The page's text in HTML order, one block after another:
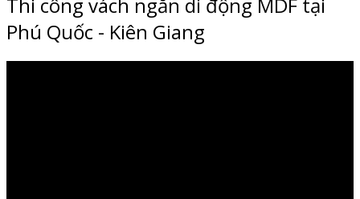
Phú Quốc - Kiên Giang